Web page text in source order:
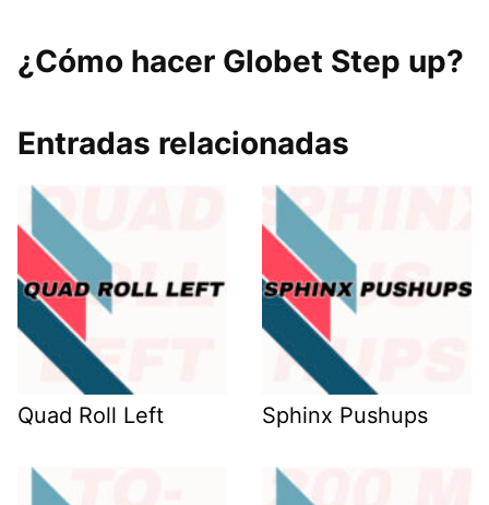
¿Cómo hacer Globet Step up?
Entradas relacionadas
Quad Roll Left Sphinx Pushups